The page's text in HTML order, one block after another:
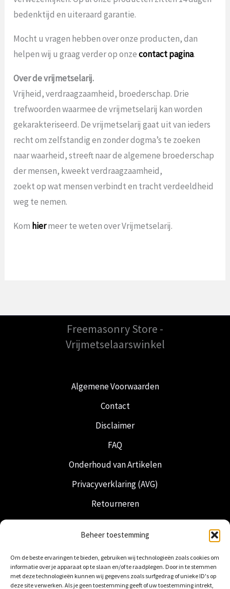
Beheer toestemming
Om de beste ervaringen te bieden, gebruiken wij technologieën zoals cookies om
informatie over je apparaat op te slaan en/of te raadplegen. Door in te stemmen
met deze technologieën kunnen wij gegevens zoals surfgedrag of unieke ID's op
deze site verwerken. Als je geen toestemming geeft of uw toestemming intrekt,
bedenktijd en uiteraard garantie.
Mocht u vragen hebben over onze producten, dan
helpen wij u graag verder op onzecontact pagina.
Over de vrijmetselarij.
Vrijheid, verdraagzaamheid, broederschap. Drie
trefwoorden waarmee de vrijmetselarij kan worden
gekarakteriseerd. De vrijmetselarij gaat uit van ieders
recht om zelfstandig en zonder dogma’s te zoeken
naar waarheid, streeft naar de algemene broederschap
der mensen, kweekt verdraagzaamheid,
zoekt op wat mensen verbindt en tracht verdeeldheid
weg te nemen.
Kom hiermeer te weten over Vrijmetselarij.
Freemasonry Store -
Vrijmetselaarswinkel
Algemene Voorwaarden
Contact
Disclaimer
FAQ
Onderhoud van Artikelen
Privacyverklaring (AVG)
Retourneren
Verzending & Levering
Nederlandse Regalia